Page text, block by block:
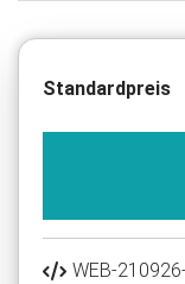
Standardpreis
WEB-